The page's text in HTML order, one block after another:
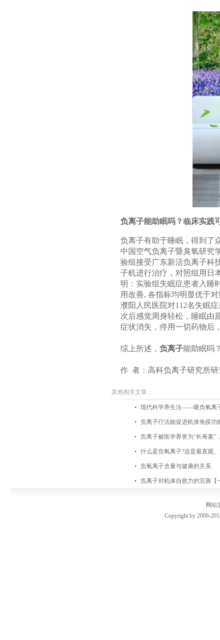
负离子能助眠吗？临床实践
负离子有助于睡眠，得到了
中国空气负离子暨臭氧研究
验组接受广东新活负离子科
子机进行治疗，对照组用日
明：实验组失眠症患者入睡
用改善, 各指标均明显优于
濮阳人民医院对112名失眠
次后感觉周身轻松，睡眠由
症状消失，停用一切药物后
综上所述， 负离子能助眠吗
作 者：高科负离子研究所
其他相关文章：
现代科学养生法——吸负氧离
负离子疗法能促进机体免疫功
负离子被医学界誉为“长寿素”
什么是负氧离子?这是最直观
负氧离子含量与健康的关系
负离子对机体自愈力的完善【
网站
Copyright by 2009-